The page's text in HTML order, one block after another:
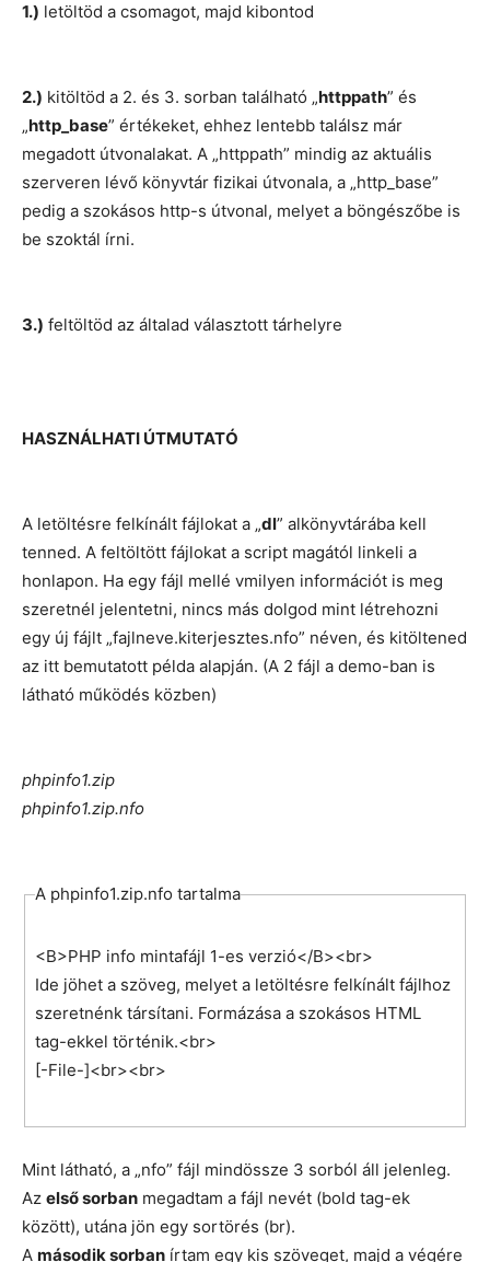
1.) letöltöd a csomagot, majd kibontod
2.) kitöltöd a 2. és 3. sorban található „httppath” és
„http_base” értékeket, ehhez lentebb találsz már
megadott útvonalakat. A „httppath” mindig az aktuális
szerveren lévő könyvtár fizikai útvonala, a „http_base”
pedig a szokásos http-s útvonal, melyet a böngészőbe is
be szoktál írni.
3.) feltöltöd az általad választott tárhelyre
HASZNÁLHATI ÚTMUTATÓ
A letöltésre felkínált fájlokat a „dl” alkönyvtárába kell
tenned. A feltöltött fájlokat a script magától linkeli a
honlapon. Ha egy fájl mellé vmilyen információt is meg
szeretnél jelentetni, nincs más dolgod mint létrehozni
egy új fájlt „fajlneve.kiterjesztes.nfo” néven, és kitöltened
az itt bemutatott példa alapján. (A 2 fájl a demo-ban is
látható működés közben)
phpinfo1.zip
phpinfo1.zip.nfo
A phpinfo1.zip.nfo tartalma
<B>PHP info mintafájl 1-es verzió</B><br>
Ide jöhet a szöveg, melyet a letöltésre felkínált fájlhoz
szeretnénk társítani. Formázása a szokásos HTML
tag-ekkel történik.<br>
[-File-]<br><br>
Mint látható, a „nfo” fájl mindössze 3 sorból áll jelenleg.
Az első sorban megadtam a fájl nevét (bold tag-ek
között), utána jön egy sortörés (br).
A második sorban írtam egy kis szöveget, majd a végére